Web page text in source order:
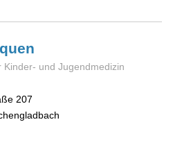
Kinder- und Jugendmedizin
207